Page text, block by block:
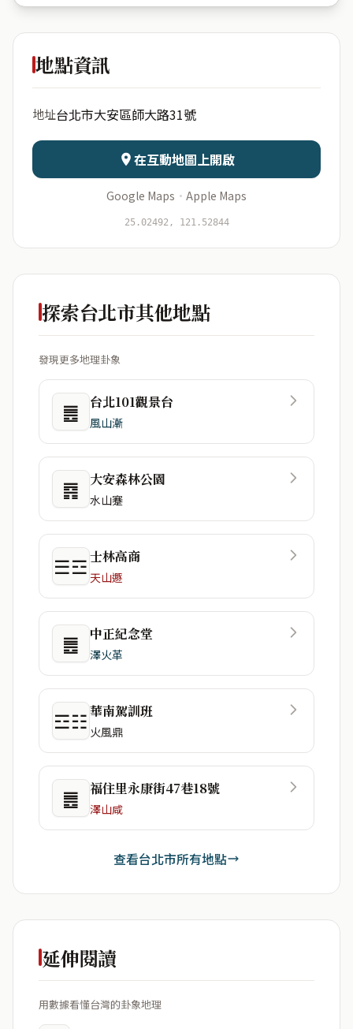
Palazzo
日期 出生時辰
資料僅用於即時分析，不會儲存於伺服器
地點資訊
地址台北市大安區師大路31號
在互動地圖上開啟
Google Maps · Apple Maps
25.02492, 121.52844
探索台北市其他地點
發現更多地理卦象
䷌ 台北101觀景台
風山漸
䷴ 大安森林公園
水山蹇
☰☲士林高商
天山遯
䷌ 中正紀念堂
澤火革
☲☷華南駕訓班
火風鼎
䷌ 福住里永康街47巷18號
澤山咸
查看台北市所有地點
延伸閱讀
用數據看懂台灣的卦象地理